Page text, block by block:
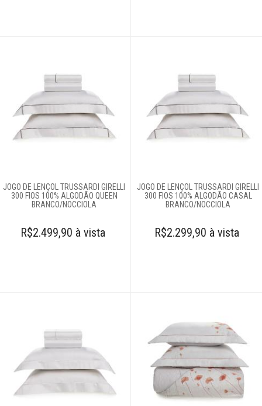
JOGO DE LENÇOL TRUSSARDI GIRELLI
300 FIOS 100% ALGODÃO QUEEN
BRANCO/NOCCIOLA
R$2.499,90 à vista
JOGO DE LENÇOL TRUSSARDI GIRELLI
300 FIOS 100% ALGODÃO CASAL
BRANCO/NOCCIOLA
R$2.299,90 à vista